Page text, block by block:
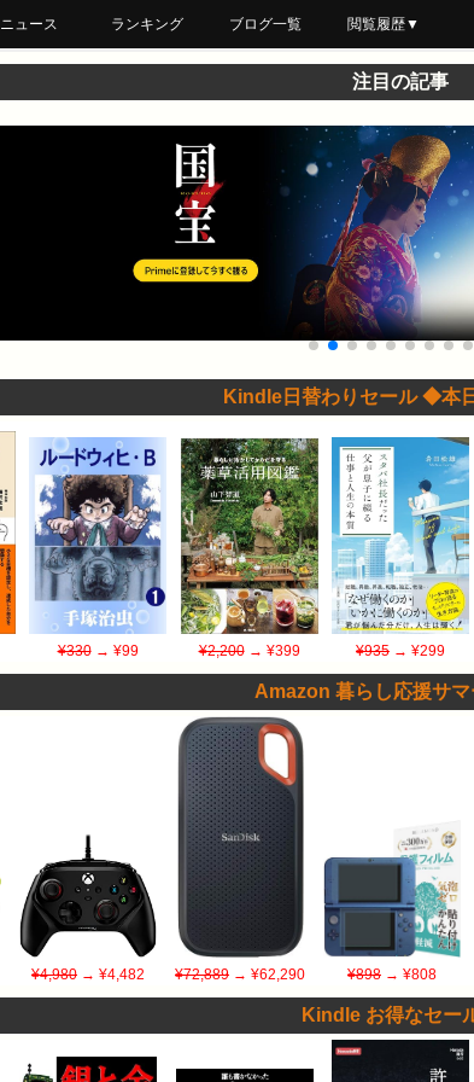
ニュース ランキング ブログ一覧 閲覧履歴▼
最近読んだ
あとで読む
ブックマーク
注目の記事
Kindle日替わりセール ◆本
¥330→ ¥99 ¥2,200→ ¥399 ¥935 → ¥299
Amazon 暮らし応援サマ
¥4,980 → ¥4,482 ¥72,889 → ¥62,290 ¥898 → ¥808
Kindle お得なセー